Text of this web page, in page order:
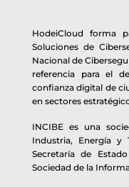
HodeiCloud forma
Soluciones de
Nacional de
referencia para el
confianza digital de
en sectores
INCIBE es una
Industria, Energía y
Secretaría de
Sociedad de la